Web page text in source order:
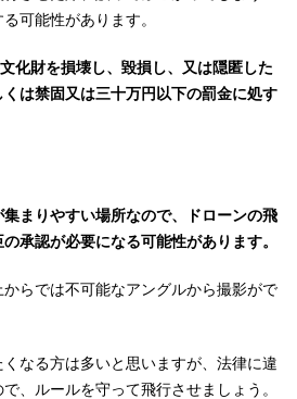
可能性があります。
化財を損壊し、毀損し、又は隠匿した
は禁固又は三十万円以下の罰金に処す
まりやすい場所なので、ドローンの飛
承認が必要になる可能性があります。
からでは不可能なアングルから撮影がで
なる方は多いと思いますが、法律に違
、ルールを守って飛行させましょう。